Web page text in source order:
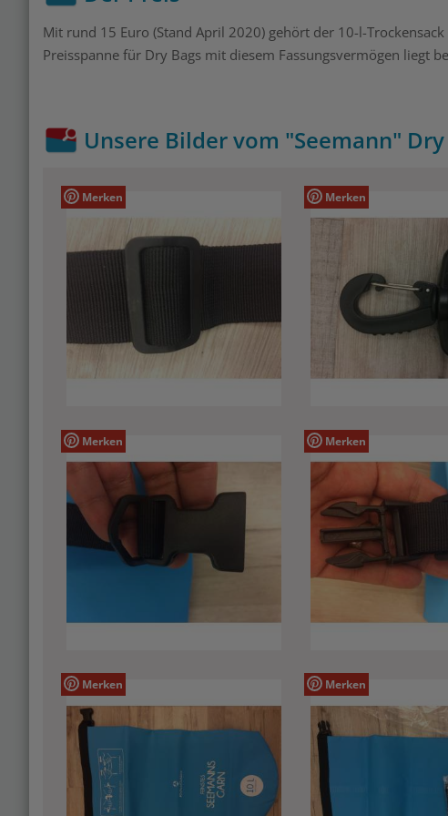
Mit rund 15 Euro (Stand April 2020) gehört der 10-l-
Preisspanne für Dry Bags mit diesem Fassungsvermögen liegt
Unsere Bilder vom "Seemann" Dry
Merken Merken
Merken Merken
Merken Merken